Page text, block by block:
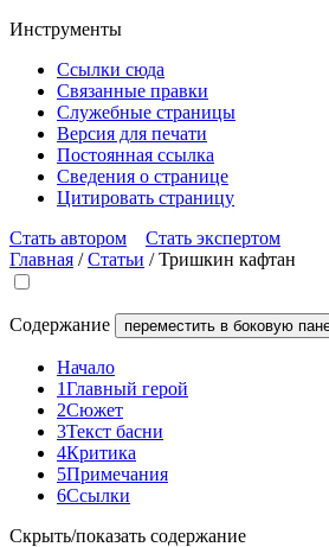
Инструменты
Ссылки сюда
Связанные правки
Служебные страницы
Версия для печати
Постоянная ссылка
Сведения о странице
Цитировать страницу
Стать автором
Стать экспертом
Главная /Статьи /Тришкин кафтан
Содержание переместить в боковую
Начало
1Главный герой
2Сюжет
3Текст басни
4Критика
5Примечания
6Ссылки
Скрыть/показать содержание